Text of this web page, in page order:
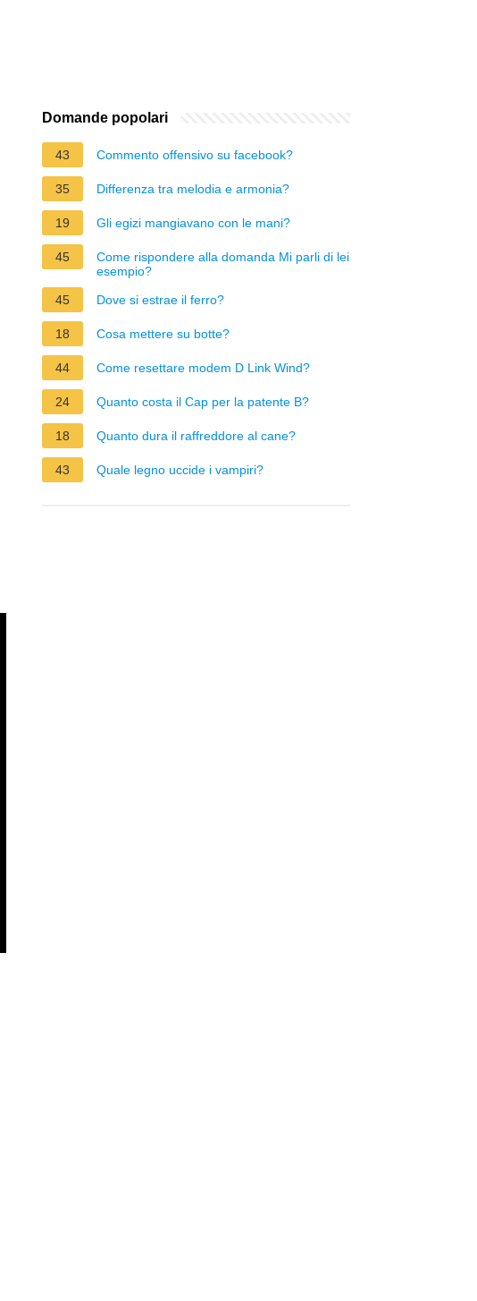
Domande popolari
43 Commento offensivo su facebook?
35 Differenza tra melodia e armonia?
19 Gli egizi mangiavano con le mani?
45
Come rispondere alla domanda Mi parli di lei
esempio?
45
Dove si estrae il ferro?
18 Cosa mettere su botte?
44 Come resettare modem D Link Wind?
24 Quanto costa il Cap per la patente B?
18 Quanto dura il raffreddore al cane?
43 Quale legno uccide i vampiri?